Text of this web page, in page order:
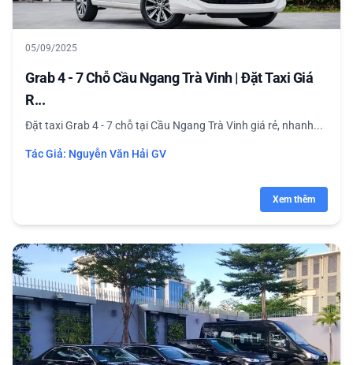
05/09/2025
Grab 4 - 7 Chỗ Cầu Ngang Trà Vinh | Đặt Taxi Giá
R...
Đặt taxi Grab 4 - 7 chỗ tại Cầu Ngang Trà Vinh giá rẻ, nhanh...
Tác Giả: Nguyễn Văn Hải GV
Xem thêm